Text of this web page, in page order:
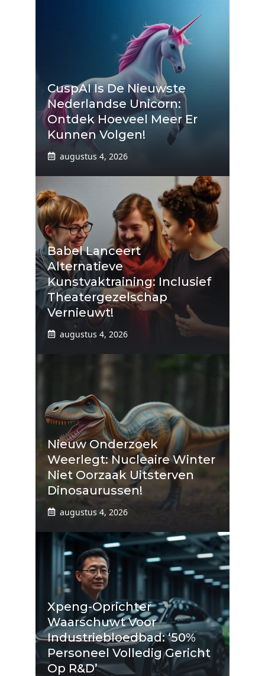
CuspAI Is De Nieuwste
Nederlandse Unicorn:
Ontdek Hoeveel Meer Er
Kunnen Volgen!
augustus 4, 2026
Babel Lanceert
Alternatieve
Kunstvaktraining: Inclusief
Theatergezelschap
Vernieuwt!
augustus 4, 2026
Nieuw Onderzoek
Weerlegt: Nucleaire Winter
Niet Oorzaak Uitsterven
Dinosaurussen!
augustus 4, 2026
Xpeng-Oprichter
Waarschuwt Voor
Industriebloedbad: ‘50%
Personeel Volledig Gericht
Op R&D’